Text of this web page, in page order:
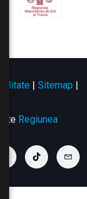
| Sitemap |
Regiunea
linkinstagram link
tiktok link